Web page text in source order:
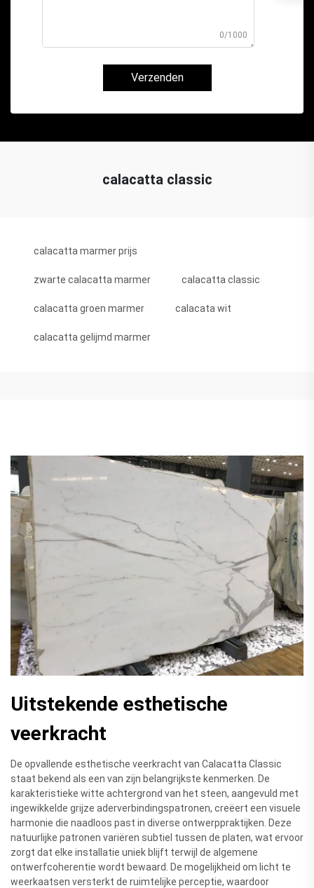
0/1000
Verzenden
calacatta classic
calacatta marmer prijs
zwarte calacatta marmer calacatta classic
calacatta groen marmer calacata wit
calacatta gelijmd marmer
Uitstekende esthetische
veerkracht
De opvallende esthetische veerkracht van Calacatta Classic
staat bekend als een van zijn belangrijkste kenmerken. De
karakteristieke witte achtergrond van het steen, aangevuld met
ingewikkelde grijze aderverbindingspatronen, creëert een visuele
harmonie die naadloos past in diverse ontwerppraktijken. Deze
natuurlijke patronen variëren subtiel tussen de platen, wat ervoor
zorgt dat elke installatie uniek blijft terwijl de algemene
ontwerfcoherentie wordt bewaard. De mogelijkheid om licht te
weerkaatsen versterkt de ruimtelijke perceptie, waardoor